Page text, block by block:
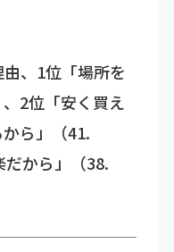
、1位「場所を
2位「安く買え
ら」（41.
から」（38.